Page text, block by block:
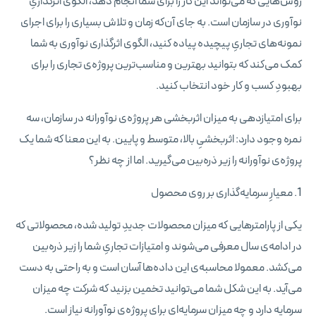
نوآوری در سازمان است. به جای آن‌که زمان و تلاش بسیاری را برای اجرای
نمونه‌های تجاریِ پیچیده پیاده کنید، الگوی اثرگذاری نوآوری به شما
کمک می‌کند که بتوانید بهترین و مناسب‌ترین پروژه‌ی تجاری را برای
بهبودِ کسب و کار خود انتخاب کنید.
برای امتیازدهی به میزان اثربخشی هر پروژه‌ی نوآورانه در سازمان، سه
نمره وجود دارد: اثربخشیِ بالا، متوسط و پایین. به این معنا که شما یک
پروژه‌ی نوآورانه را زیر ذره‌بین می‌گیرید. اما از چه نظر؟
1. معیارِ سرمایه‌گذاری بر روی محصول
یکی از پارامترهایی که میزان محصولات جدیدِ تولید شده، محصولاتی که
در ادامه‌ی سال معرفی می‌شوند و امتیازات تجاریِ شما را زیر ذره‌بین
می‌کشد. معمولا محاسبه‌ی این داده‌ها آسان است و به راحتی به دست
می‌آید. به این شکل شما می‌توانید تخمین بزنید که شرکت چه میزان
سرمایه دارد و چه میزان سرمایه‌ای برای پروژه‌ی نوآورانه نیاز است.